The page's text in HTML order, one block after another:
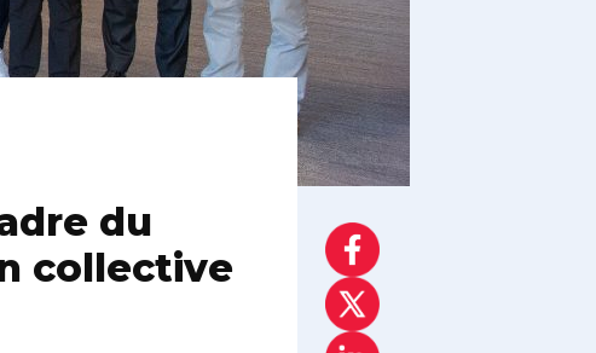
du
collective